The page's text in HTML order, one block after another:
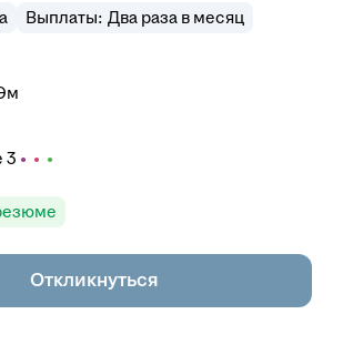
Выплаты: Два раза в месяц
3
Откликнуться